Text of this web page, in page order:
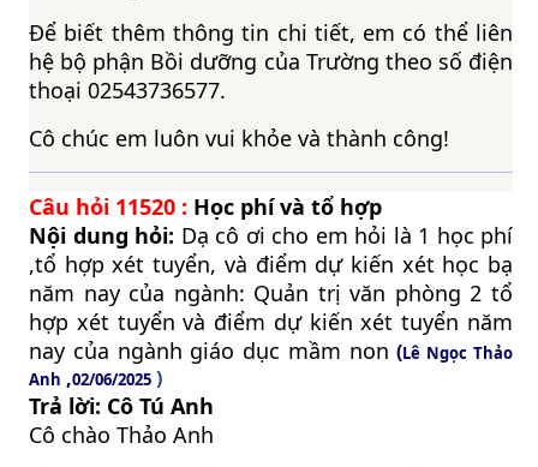
Để biết thêm thông tin chi tiết, em có thể liên
hệ bộ phận Bồi dưỡng của Trường theo số điện
thoại 02543736577.
Cô chúc em luôn vui khỏe và thành công!
Câu hỏi 11520 : Học phí và tổ hợp
Nội dung hỏi: Dạ cô ơi cho em hỏi là 1 học phí
,tổ hợp xét tuyển, và điểm dự kiến xét học bạ
năm nay của ngành: Quản trị văn phòng 2 tổ
hợp xét tuyển và điểm dự kiến xét tuyển năm
nay của ngành giáo dục mầm non(Lê Ngọc Thảo
Anh ,02/06/2025 )
Trả lời: Cô Tú Anh
Cô chào Thảo Anh